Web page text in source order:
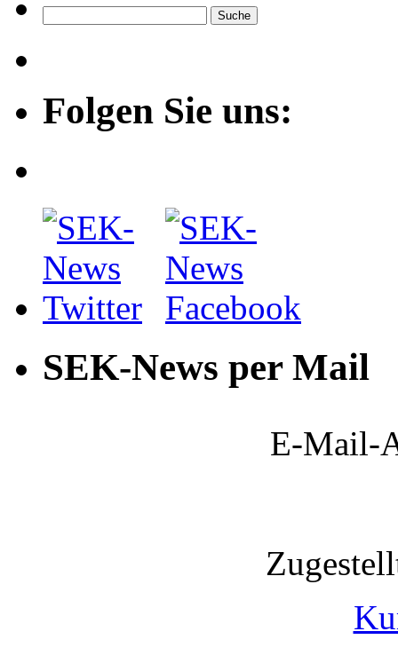
Folgen Sie uns:
SEK-News per Mail
E-Mail-